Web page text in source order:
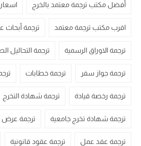
أفضل مكتب ترجمة معتمد بالخرج اسعار
اقرب مكتب ترجمة معتمد ترجمة أبحاث
ترجمة الاوراق الرسمية ترجمة التحاليل
ترجمة جواز سفر ترجمة خطابات
ترجمة رخصة قيادة ترجمة شهادة التخرج
ترجمة شهادة تخرج جامعية ترجمة
ترجمة عقد عمل ترجمة عقود قانونية